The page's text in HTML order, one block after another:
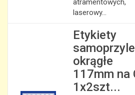
atramentowych,
laserowy...
Etykiety
okrągłe
117mm na
1x2szt...